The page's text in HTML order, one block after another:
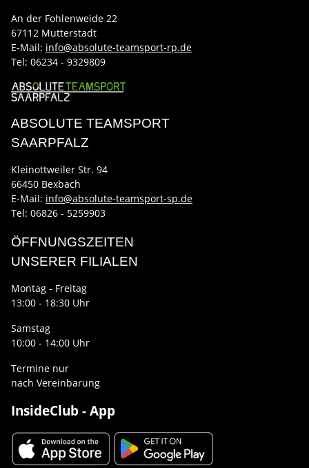
An der Fohlenweide 22
67112 Mutterstadt
E-Mail: info@absolute-teamsport-rp.de
Tel: 06234 - 9329809
ABSOLUTE TEAMSPORT
SAARPFALZ
Kleinottweiler Str. 94
66450 Bexbach
E-Mail: info@absolute-teamsport-sp.de
Tel: 06826 - 5259903
ÖFFNUNGSZEITEN
UNSERER FILIALEN
Montag - Freitag
13:00 - 18:30 Uhr
Samstag
10:00 - 14:00 Uhr
Termine nur
nach Vereinbarung
InsideClub - App